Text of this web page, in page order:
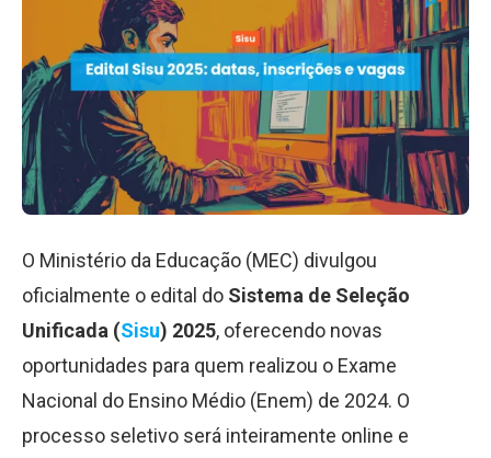
O Ministério da Educação (MEC) divulgou
oficialmente o edital do Sistema de Seleção
Unificada (Sisu) 2025, oferecendo novas
oportunidades para quem realizou o Exame
Nacional do Ensino Médio (Enem) de 2024. O
processo seletivo será inteiramente online e